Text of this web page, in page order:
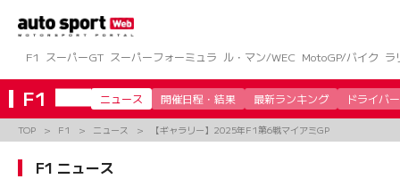
ツ
へ
ス
キ
ッ
F1 スーパーGT スーパーフォーミュラ ル・マン/WEC MotoGP/バイク ラ
F1 ニュース 開催日程・結果 最新ランキング ドライバー
TOP F1 ニュース 【ギャラリー】2025年F1第6戦マイアミGP
F1 ニュース